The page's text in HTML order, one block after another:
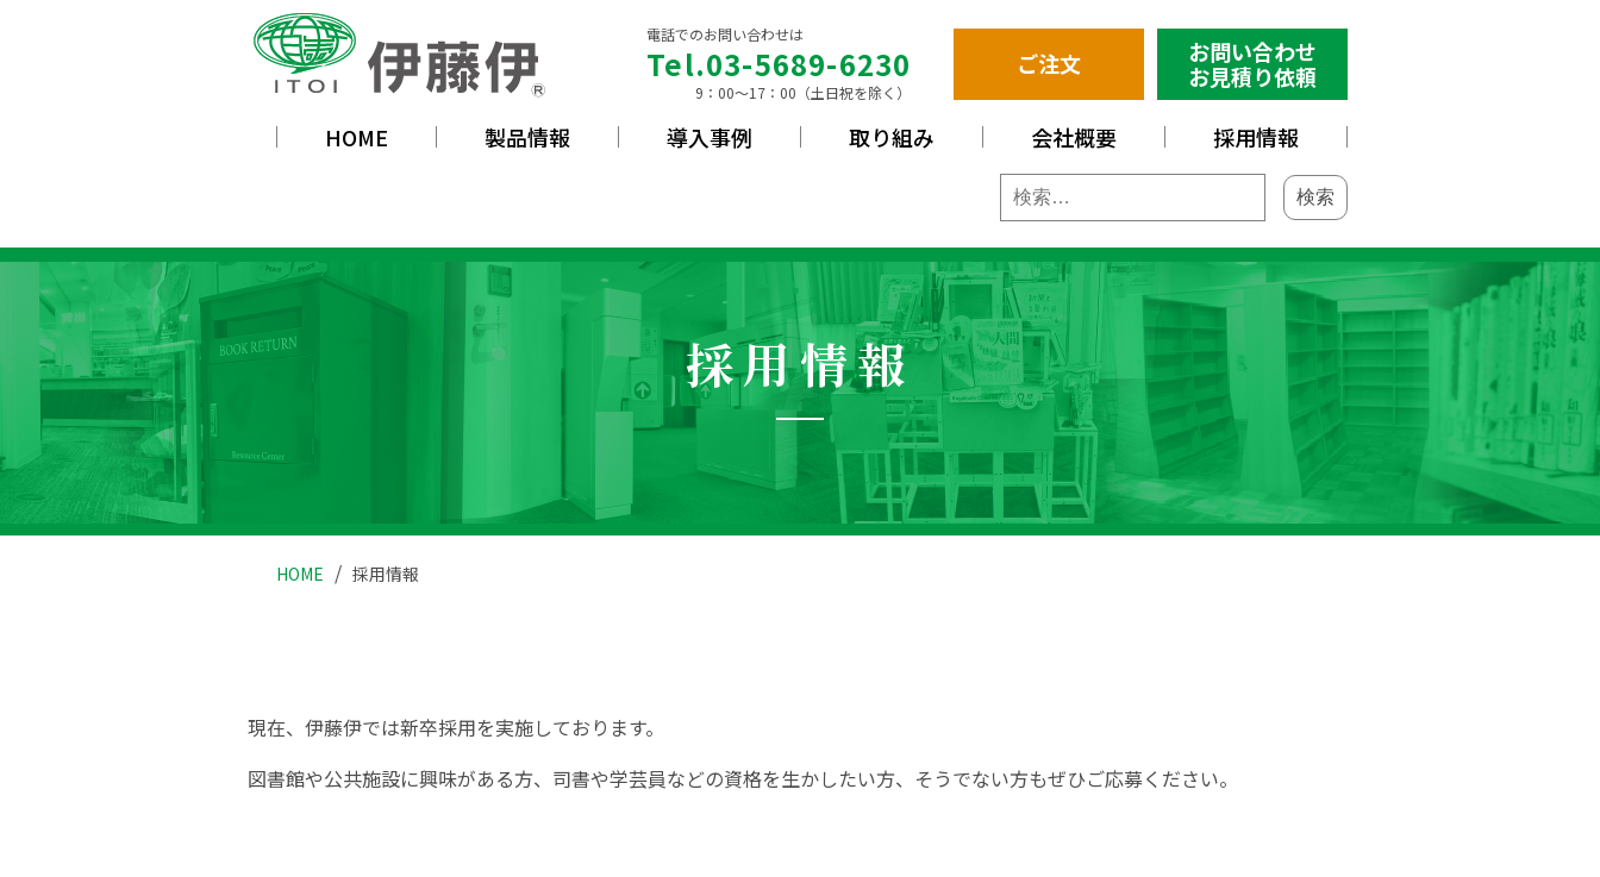
電話でのお問い合わせは
Tel.03-5689-6230
9：00〜17：00（土日祝を除く）
ご注文
お問い合わせ
お見積り依頼
HOME
製品情報
導入事例 取り組み 会社概要 採用情報
検
索:
採用情報
HOME 採用情報
現在、伊藤伊では新卒採用を実施しております。
図書館や公共施設に興味がある方、司書や学芸員などの資格を生かしたい方、そうでない方もぜひご応募ください。